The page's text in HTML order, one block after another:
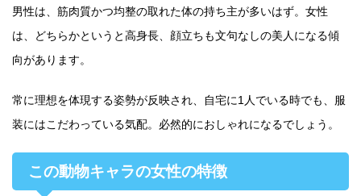
男性は、筋肉質かつ均整の取れた体の持ち主が多いはず。女性
は、どちらかというと高身長、顔立ちも文句なしの美人になる傾
向があります。
常に理想を体現する姿勢が反映され、自宅に1人でいる時でも、服
装にはこだわっている気配。必然的におしゃれになるでしょう。
この動物キャラの女性の特徴